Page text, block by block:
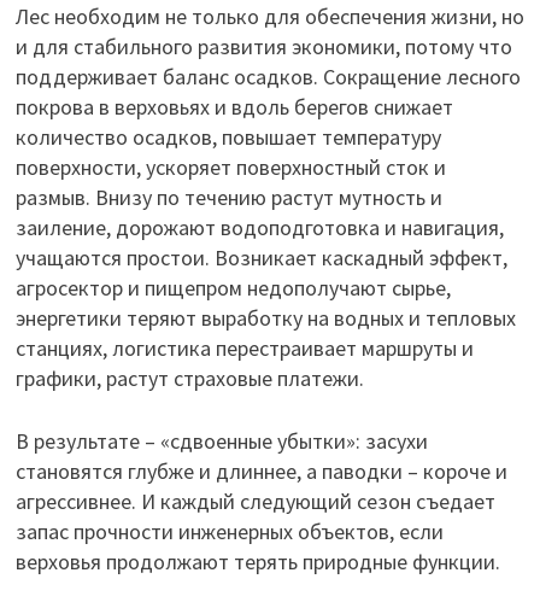
Лес необходим не только для обеспечения жизни, но
и для стабильного развития экономики, потому что
поддерживает баланс осадков. Сокращение лесного
покрова в верховьях и вдоль берегов снижает
количество осадков, повышает температуру
поверхности, ускоряет поверхностный сток и
размыв. Внизу по течению растут мутность и
заиление, дорожают водоподготовка и навигация,
учащаются простои. Возникает каскадный эффект,
агросектор и пищепром недополучают сырье,
энергетики теряют выработку на водных и тепловых
станциях, логистика перестраивает маршруты и
графики, растут страховые платежи.
В результате – «сдвоенные убытки»: засухи
становятся глубже и длиннее, а паводки – короче и
агрессивнее. И каждый следующий сезон съедает
запас прочности инженерных объектов, если
верховья продолжают терять природные функции.